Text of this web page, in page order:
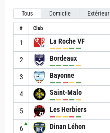
Tous Domicile Extérieur
# Club
1 La Roche VF
2 Bordeaux
3 Bayonne
4 Saint-Malo
5 Les Herbiers
6
▲ Dinan Léhon